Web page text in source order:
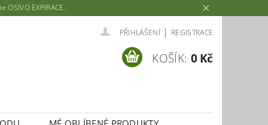
EXPIRACE.
PŘIHLÁŠENÍ | REGISTRACE
KOŠÍK: 0 Kč